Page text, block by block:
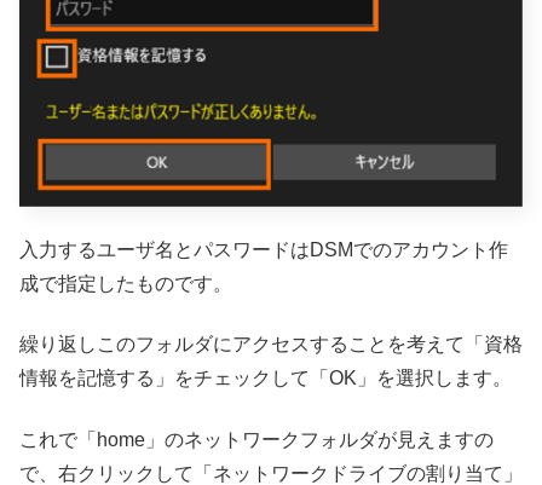
入力するユーザ名とパスワードはDSMでのアカウント作
成で指定したものです。
繰り返しこのフォルダにアクセスすることを考えて「資格
情報を記憶する」をチェックして「OK」を選択します。
これで「home」のネットワークフォルダが見えますの
で、右クリックして「ネットワークドライブの割り当て」